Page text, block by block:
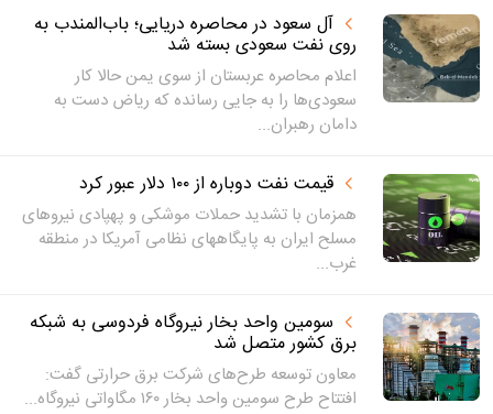
آل سعود در محاصره دریایی؛ باب‌المندب به
روی نفت سعودی بسته شد
اعلام محاصره عربستان از سوی یمن حالا کار
سعودی‌ها را به جایی رسانده که ریاض دست به
دامان رهبران...
قیمت نفت دوباره از ۱۰۰ دلار عبور کرد
همزمان با تشدید حملات موشکی و پهپادی نیروهای
مسلح ایران به پایگاههای نظامی آمریکا در منطقه
غرب...
سومین واحد بخار نیروگاه فردوسی به شبکه
برق کشور متصل شد
معاون توسعه طرح‌های شرکت برق حرارتی گفت:
افتتاح طرح سومین واحد بخار ۱۶۰ مگاواتی نیروگاه...